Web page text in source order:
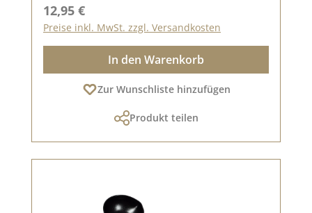
Regulärer Preis:
12,95 €
Preise inkl. MwSt. zzgl. Versandkosten
In den Warenkorb
Zur Wunschliste hinzufügen
Produkt teilen